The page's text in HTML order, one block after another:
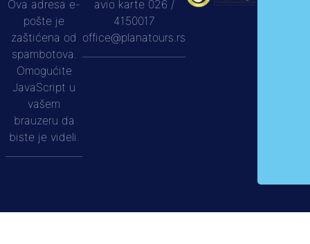
Ova adresa e-
pošte je
zaštićena od
spambotova.
Omogućite
JavaScript u
vašem
brauzeru da
biste je videli.
avio karte 026 /
4150017
office@planatours.rs